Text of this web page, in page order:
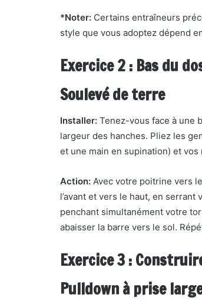
*Noter: Certains entraîneurs
style que vous adoptez dépend
Exercice 2 : Bas du
Soulevé de terre
Installer: Tenez-vous face à une
largeur des hanches. Pliez les
et une main en supination) et
Action: Avec votre poitrine vers
l’avant et vers le haut, en
penchant simultanément votre
abaisser la barre vers le sol.
Exercice 3 :
Pulldown à prise